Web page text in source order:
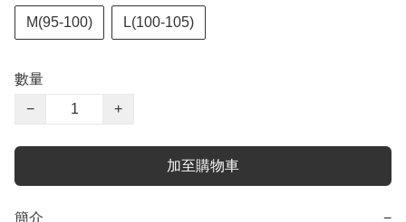
M(95-100) L(100-105)
數量
−
+
加至購物車
簡介 −